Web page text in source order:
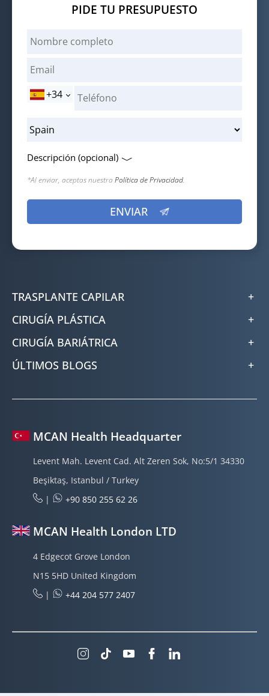
PIDE TU PRESUPUESTO
+34
Descripción (opcional)
*Al enviar, aceptas nuestraPolítica de Privacidad.
TRASPLANTE CAPILAR
CIRUGÍA PLÁSTICA
CIRUGÍA BARIÁTRICA
ÚLTIMOS BLOGS
MCAN Health Headquarter
Levent Mah. Levent Cad. Alt Zeren Sok, No:5/1 34330
Beşiktaş, Istanbul / Turkey
|
+90 850 255 62 26
MCAN Health London LTD
4 Edgecot Grove London
N15 5HD United Kingdom
|
+44 204 577 2407